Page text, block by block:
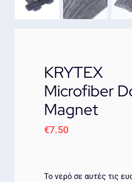
KRYTEX
Microfiber
Magnet
€7.50
Το νερό σε αυτές τις